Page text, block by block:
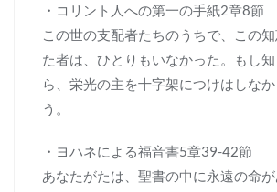
・コリント人への第一の手紙2章8節
この世の支配者たちのうちで、この
た者は、ひとりもいなかった。もし
ら、栄光の主を十字架につけはしな
う。
・ヨハネによる福音書5章39-42節
あなたがたは、聖書の中に永遠の命